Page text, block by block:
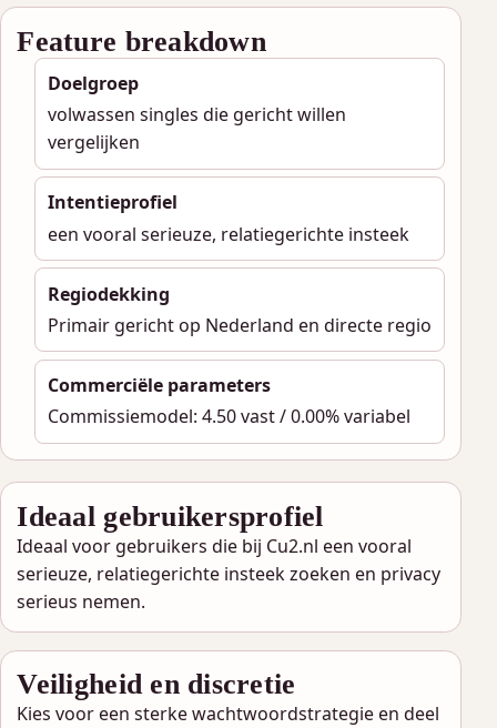
Feature breakdown
Doelgroep
volwassen singles die gericht willen
vergelijken
Intentieprofiel
een vooral serieuze, relatiegerichte insteek
Regiodekking
Primair gericht op Nederland en directe regio
Commerciële parameters
Commissiemodel: 4.50 vast / 0.00% variabel
Ideaal gebruikersprofiel
Ideaal voor gebruikers die bij Cu2.nl een vooral
serieuze, relatiegerichte insteek zoeken en privacy
serieus nemen.
Veiligheid en discretie
Kies voor een sterke wachtwoordstrategie en deel